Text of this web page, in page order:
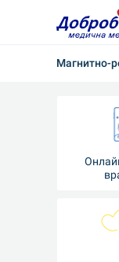
Магнитно-